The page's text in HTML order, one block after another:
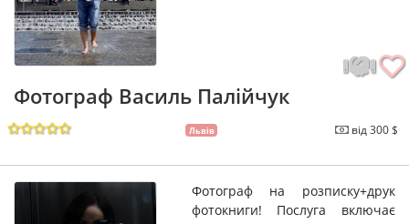
Фотограф Василь Палійчук
Львів від 300 $
Фотограф на розписку+друк
фотокниги! Послуга включає